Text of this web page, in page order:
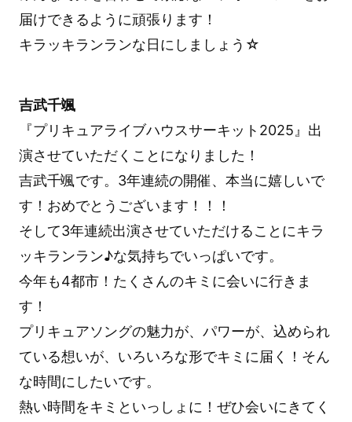
届けできるように頑張ります！
キラッキランランな日にしましょう☆
吉武千颯
『プリキュアライブハウスサーキット2025』出
演させていただくことになりました！
吉武千颯です。3年連続の開催、本当に嬉しいで
す！おめでとうございます！！！
そして3年連続出演させていただけることにキラ
ッキランラン♪な気持ちでいっぱいです。
今年も4都市！たくさんのキミに会いに行きま
す！
プリキュアソングの魅力が、パワーが、込められ
ている想いが、いろいろな形でキミに届く！そん
な時間にしたいです。
熱い時間をキミといっしょに！ぜひ会いにきてく